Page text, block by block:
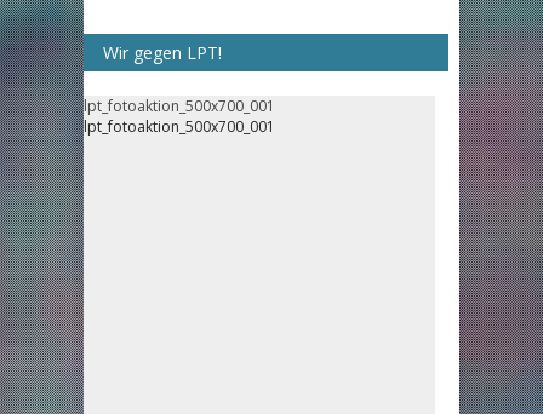
Wir gegen LPT!
lpt_fotoaktion_500x700_001
lpt_fotoaktion_500x700_001